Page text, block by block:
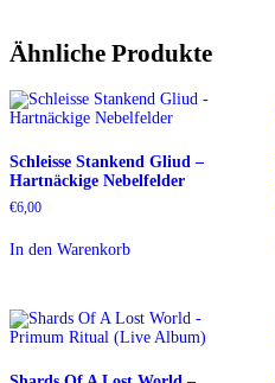
Ähnliche Produkte
Schleisse Stankend Gliud –
Hartnäckige Nebelfelder
€6,00
In den Warenkorb